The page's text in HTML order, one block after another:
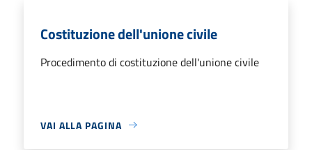
Costituzione dell'unione civile
Procedimento di costituzione dell'unione civile
VAI ALLA PAGINA